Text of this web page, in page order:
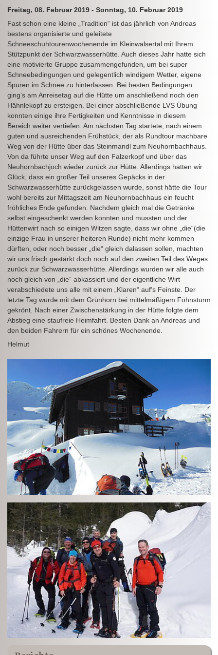
Freitag, 08. Februar 2019 - Sonntag, 10. Februar 2019
Fast schon eine kleine „Tradition“ ist das jährlich von Andreas
bestens organisierte und geleitete
Schneeschuhtourenwochenende im Kleinwalsertal mit Ihrem
Stützpunkt der Schwarzwasserhütte. Auch dieses Jahr hatte sich
eine motivierte Gruppe zusammengefunden, um bei super
Schneebedingungen und gelegentlich windigem Wetter, eigene
Spuren im Schnee zu hinterlassen. Bei besten Bedingungen
ging‘s am Anreisetag auf die Hütte um anschließend noch den
Hähnlekopf zu ersteigen. Bei einer abschließende LVS Übung
konnten einige ihre Fertigkeiten und Kenntnisse in diesem
Bereich weiter vertiefen. Am nächsten Tag startete, nach einem
guten und ausreichenden Frühstück, der als Rundtour machbare
Weg von der Hütte über das Steinmandl zum Neuhornbachhaus.
Von da führte unser Weg auf den Falzerkopf und über das
Neuhornbachjoch wieder zurück zur Hütte. Allerdings hatten wir
Glück, dass ein großer Teil unseres Gepäcks in der
Schwarzwasserhütte zurückgelassen wurde, sonst hätte die Tour
wohl bereits zur Mittagszeit am Neuhornbachhaus ein feucht
fröhliches Ende gefunden. Nachdem gleich mal die Getränke
selbst eingeschenkt werden konnten und mussten und der
Hüttenwirt nach so einigen Witzen sagte, dass wir ohne „die“(die
einzige Frau in unserer heiteren Runde) nicht mehr kommen
dürften, oder noch besser „die“ gleich dalassen sollen, machten
wir uns frisch gestärkt doch noch auf den zweiten Teil des Weges
zurück zur Schwarzwasserhütte. Allerdings wurden wir alle auch
noch gleich von „die“ abkassiert und der eigentliche Wirt
verabschiedete uns alle mit einem „Klaren“ auf‘s Feinste. Der
letzte Tag wurde mit dem Grünhorn bei mittelmäßigem Föhnsturm
gekrönt. Nach einer Zwischenstärkung in der Hütte folgte dem
Abstieg eine staufreie Heimfahrt. Besten Dank an Andreas und
den beiden Fahrern für ein schönes Wochenende.
Helmut